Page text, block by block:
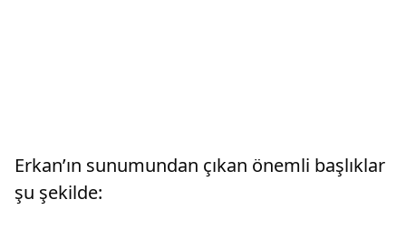
Erkan’ın sunumundan çıkan önemli başlıklar
şu şekilde: